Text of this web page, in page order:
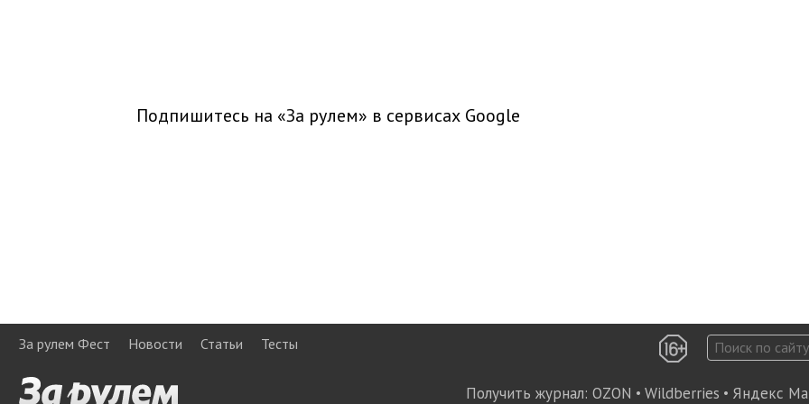
Подпишитесь на «За рулем» в сервисах Google
За рулем Фест Новости Статьи Тесты
Получить журнал: OZON • Wildberries • Яндекс